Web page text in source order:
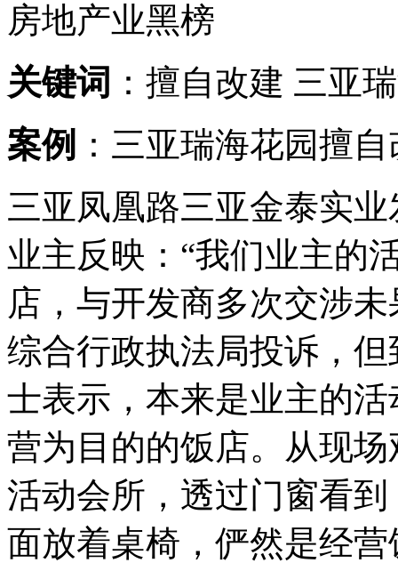
房地产业黑榜
关键词 ：擅自改建 三亚
案例 ：三亚瑞海花园擅
三亚凤凰路三亚金泰实
业主反映：“我们业主的
店，与开发商多次交涉
综合行政执法局投诉，
士表示，本来是业主的
营为目的的饭店。从现
活动会所，透过门窗看
面放着桌椅，俨然是经